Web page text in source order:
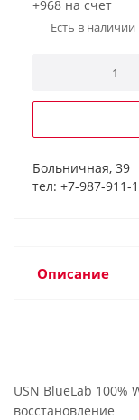
+968 на счет
Есть в наличии
Больничная, 39
тел: +7-987-911-
Описание
USN BlueLab 100%
восстановление